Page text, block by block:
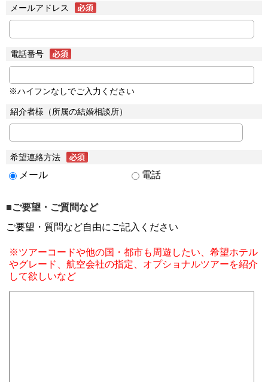
メールアドレス
電話番号
※ハイフンなしでご入力ください
紹介者様（所属の結婚相談所）
希望連絡方法
メール 電話
■ご要望・ご質問など
ご要望・質問など自由にご記入ください
※ツアーコードや他の国・都市も周遊したい、希望ホテル
やグレード、航空会社の指定、オプショナルツアーを紹介
して欲しいなど